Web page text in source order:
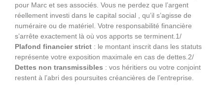
pour Marc et ses associés. Vous ne perdez que l’argent
réellement investi dans le capital social , qu’il s’agisse de
numéraire ou de matériel. Votre responsabilité financière
s’arrête exactement là où vos apports se terminent.1/
Plafond financier strict : le montant inscrit dans les statuts
représente votre exposition maximale en cas de dettes.2/
Dettes non transmissibles : vos héritiers ou votre conjoint
restent à l’abri des poursuites créancières de l’entreprise.